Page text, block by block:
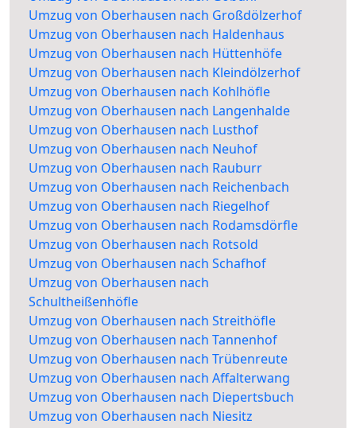
Umzug von Oberhausen nach Großdölzerhof
Umzug von Oberhausen nach Haldenhaus
Umzug von Oberhausen nach Hüttenhöfe
Umzug von Oberhausen nach Kleindölzerhof
Umzug von Oberhausen nach Kohlhöfle
Umzug von Oberhausen nach Langenhalde
Umzug von Oberhausen nach Lusthof
Umzug von Oberhausen nach Neuhof
Umzug von Oberhausen nach Rauburr
Umzug von Oberhausen nach Reichenbach
Umzug von Oberhausen nach Riegelhof
Umzug von Oberhausen nach Rodamsdörfle
Umzug von Oberhausen nach Rotsold
Umzug von Oberhausen nach Schafhof
Umzug von Oberhausen nach
Schultheißenhöfle
Umzug von Oberhausen nach Streithöfle
Umzug von Oberhausen nach Tannenhof
Umzug von Oberhausen nach Trübenreute
Umzug von Oberhausen nach Affalterwang
Umzug von Oberhausen nach Diepertsbuch
Umzug von Oberhausen nach Niesitz